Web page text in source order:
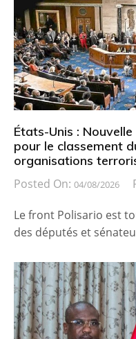
États-Unis :
pour le classement
organisations
Posted On: 04/08/2026
Le front Polisario est
des députés et